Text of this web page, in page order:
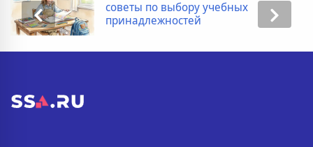
советы по выбору учебных
принадлежностей